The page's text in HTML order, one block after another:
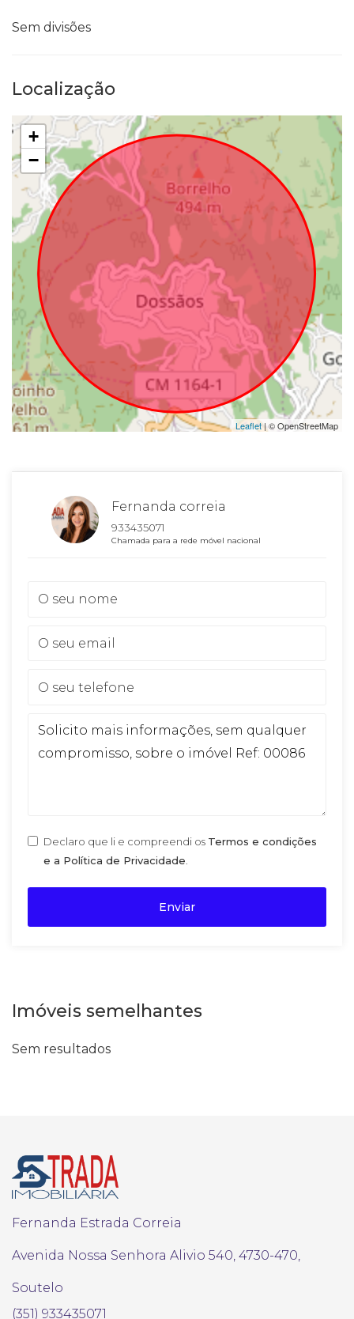
Sem divisões
Localização
+
−
Leaflet| © OpenStreetMap
Fernanda correia
933435071
Chamada para a rede móvel nacional
Declaro que li e compreendi os Termos e condições
e a Política de Privacidade
Enviar
Imóveis semelhantes
Sem resultados
Fernanda Estrada Correia
Avenida Nossa Senhora Alivio 540, 4730-470,
Soutelo
(351) 933435071